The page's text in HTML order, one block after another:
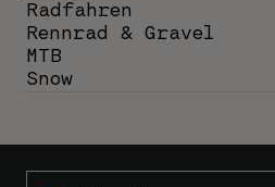
Radfahren
Rennrad & Gravel
MTB
Snow